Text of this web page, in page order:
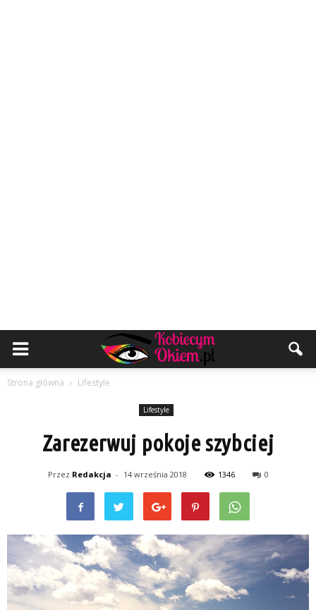
Strona główna Lifestyle
Lifestyle
Zarezerwuj pokoje szybciej
Przez Redakcja - 14 września 2018 1346 0